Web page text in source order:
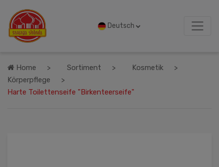
Deutsch
Home Sortiment
Kosmetik
Körperpflege
Harte Toilettenseife "Birkenteerseife"